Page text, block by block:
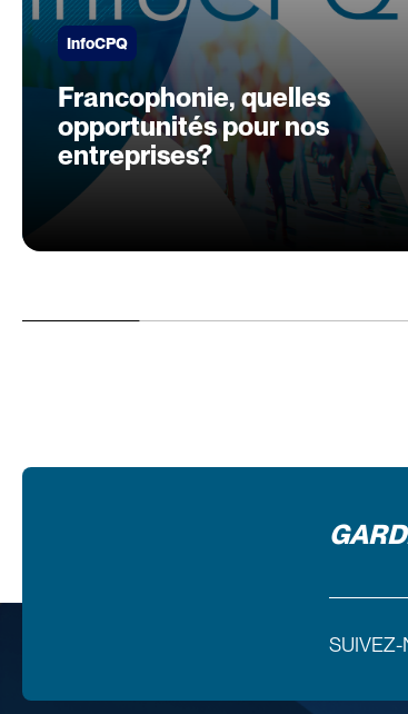
InfoCPQ
Francophonie, quelles
opportunités pour nos
entreprises?
SUIVEZ-